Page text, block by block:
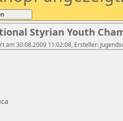
Styrian Youth
am 30.08.2009 11:02:08, Ersteller: